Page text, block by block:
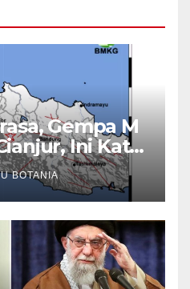
Gempa M
Ini Kata
BOTANIA